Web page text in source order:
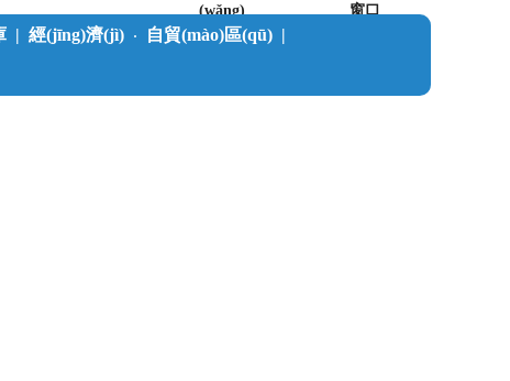
(wǎng)
窗口
| 經(jīng)濟(jì) · 自貿(mào)區(qū) |